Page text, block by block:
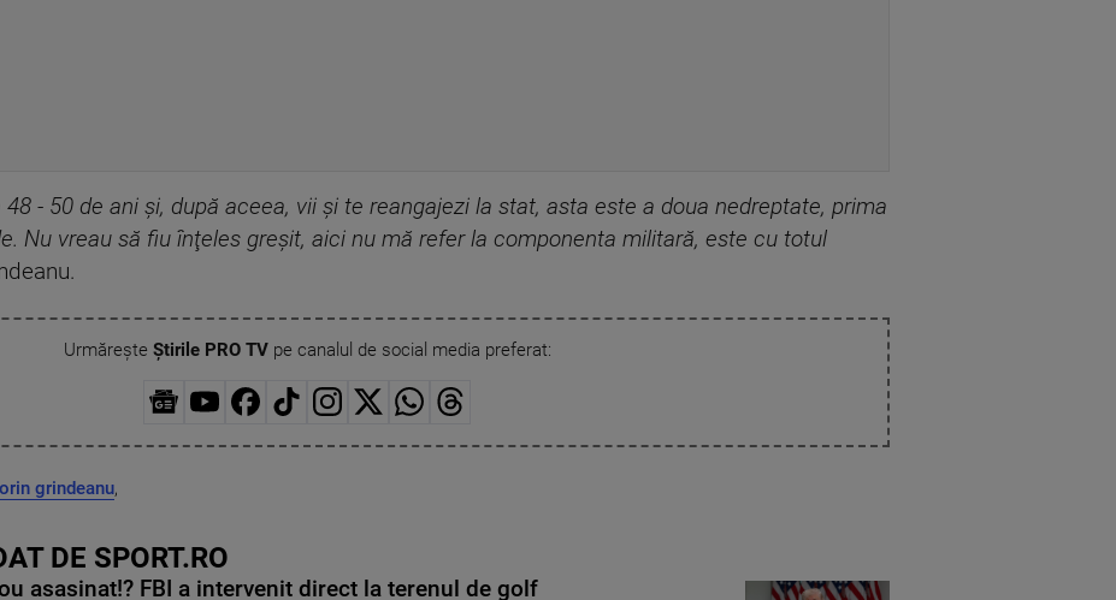
- 50 de ani şi, după aceea, vii şi te reangajezi la stat, asta este a doua nedreptate, prima
Nu vreau să fiu înţeles greşit, aici nu mă refer la componenta militară, este cu totul
Urmărește Știrile PRO TVpe canalul de social media preferat:
grindeanu,
DE SPORT.RO
asasinat!? FBI a intervenit direct la terenul de golf